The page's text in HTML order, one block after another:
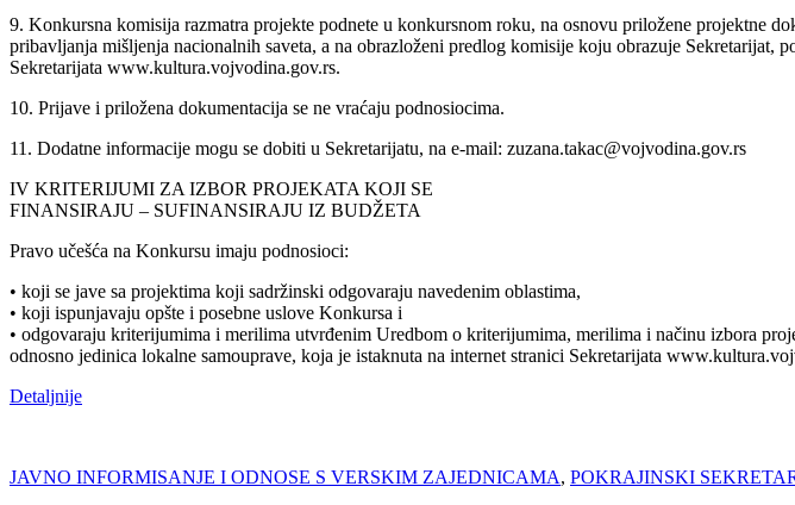
9. Konkursna komisija razmatra projekte podnete u konkursnom roku, na osnovu priložene projektne
pribavljanja mišljenja nacionalnih saveta, a na obrazloženi predlog komisije koju obrazuje Sekretarijat,
Sekretarijata www.kultura.vojvodina.gov.rs.
10. Prijave i priložena dokumentacija se ne vraćaju podnosiocima.
11. Dodatne informacije mogu se dobiti u Sekretarijatu, na e-mail: zuzana.takac@vojvodina.gov.rs
IV KRITERIJUMI ZA IZBOR PROJEKATA KOJI SE
FINANSIRAJU – SUFINANSIRAJU IZ BUDŽETA
Pravo učešća na Konkursu imaju podnosioci:
• koji se jave sa projektima koji sadržinski odgovaraju navedenim oblastima,
• koji ispunjavaju opšte i posebne uslove Konkursa i
• odgovaraju kriterijumima i merilima utvrđenim Uredbom o kriterijumima, merilima i načinu izbora
odnosno jedinica lokalne samouprave, koja je istaknuta na internet stranici Sekretarijata
Detaljnije
JAVNO INFORMISANJE I ODNOSE S VERSKIM ZAJEDNICAMA, POKRAJINSKI